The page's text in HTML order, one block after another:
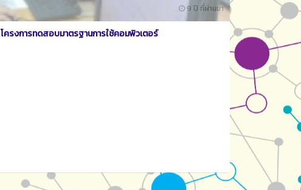
9 ปี ที่ผ่านมา
โครงการทดสอบมาตรฐานการใช้คอมพิวเตอร์